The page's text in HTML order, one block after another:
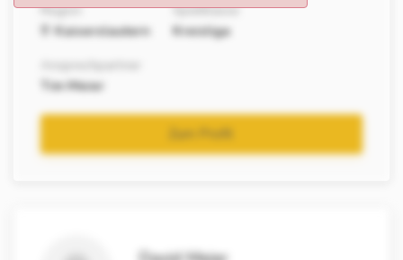
Region
Kaiserslautern
Spielklasse
Kreisliga
Tim Meier
Zum Profil